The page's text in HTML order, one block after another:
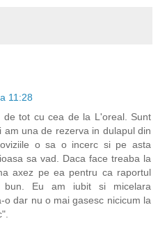
11:28
de tot cu cea de la L'oreal. Sunt
una de rezerva in dulapul din
o sa o incerc si pe asta
sa vad. Daca face treaba la
axez pe ea pentru ca raportul
Eu am iubit si micelara
o dar nu o mai gasesc nicicum la